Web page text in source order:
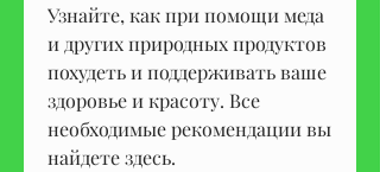
Узнайте, как при помощи меда
и других природных продуктов
похудеть и поддерживать ваше
здоровье и красоту. Все
необходимые рекомендации вы
найдете здесь.